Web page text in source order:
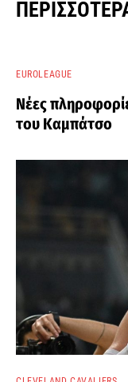
EUROLEAGUE
Νέες
του Καμπάτσο